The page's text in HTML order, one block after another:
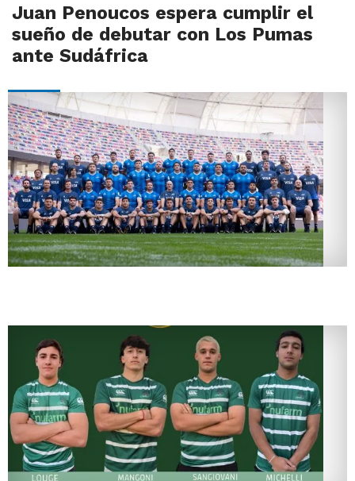
Juan Penoucos espera cumplir el
sueño de debutar con Los Pumas
ante Sudáfrica